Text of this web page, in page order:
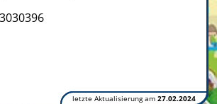
letzte Aktualisierung am 27.02.2024